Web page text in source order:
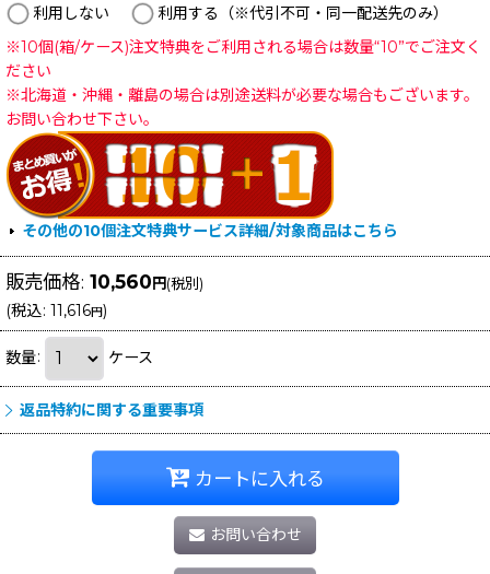
利用しない
利用する（※代引不可・同一配送先のみ）
※10個(箱/ケース)注文特典をご利用される場合は数量“10”でご注文く
ださい
※北海道・沖縄・離島の場合は別途送料が必要な場合もございます。
お問い合わせ下さい。
その他の10個注文特典サービス詳細/対象商品はこちら
販売価格: 10,560円(税別)
(税込: 11,616円)
数量: ケース
返品特約に関する重要事項
カートに入れる
お問い合わせ